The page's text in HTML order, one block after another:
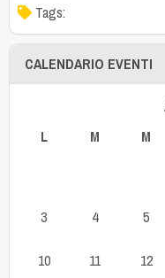
Tags:
CALENDARIO EVENTI
L
M M
3 4 5
10 11 12